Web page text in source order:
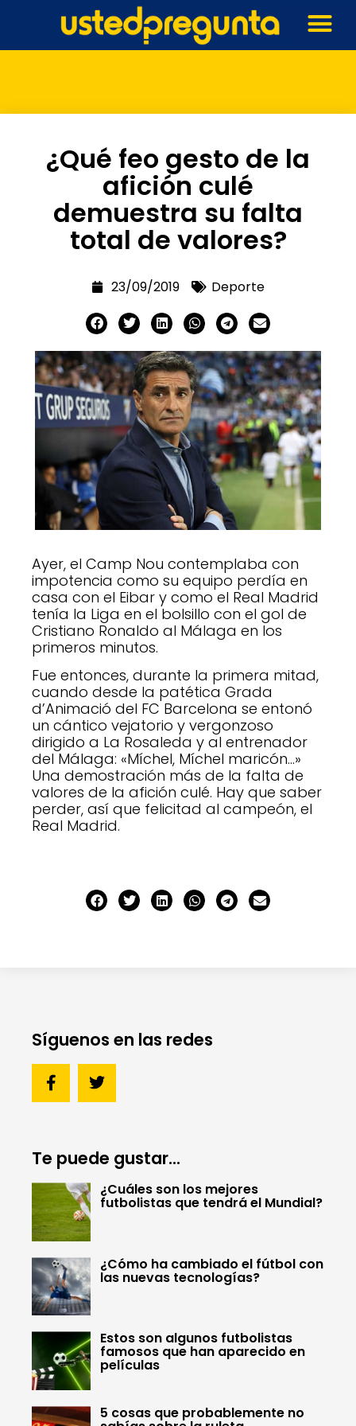
¿Qué feo gesto de la
afición culé
demuestra su falta
total de valores?
23/09/2019 Deporte
Ayer, el Camp Nou contemplaba con
impotencia como su equipo perdía en
casa con el Eibar y como el Real Madrid
tenía la Liga en el bolsillo con el gol de
Cristiano Ronaldo al Málaga en los
primeros minutos.
Fue entonces, durante la primera mitad,
cuando desde la patética Grada
d’Animació del FC Barcelona se entonó
un cántico vejatorio y vergonzoso
dirigido a La Rosaleda y al entrenador
del Málaga: «Míchel, Míchel maricón…»
Una demostración más de la falta de
valores de la afición culé. Hay que saber
perder, así que felicitad al campeón, el
Real Madrid.
Síguenos en las redes
Te puede gustar...
¿Cuáles son los mejores
futbolistas que tendrá el Mundial?
¿Cómo ha cambiado el fútbol con
las nuevas tecnologías?
Estos son algunos futbolistas
famosos que han aparecido en
películas
5 cosas que probablemente no